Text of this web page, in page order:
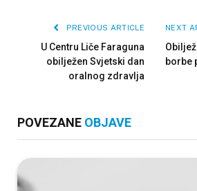
PREVIOUS ARTICLE
U Centru Liče Faraguna
obilježen Svjetski dan
oralnog zdravlja
NEXT
borbe
POVEZANE OBJAVE